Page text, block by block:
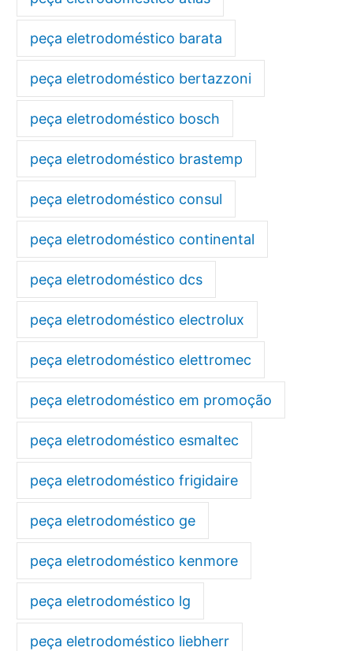
peça eletrodoméstico barata
peça eletrodoméstico bertazzoni
peça eletrodoméstico bosch
peça eletrodoméstico brastemp
peça eletrodoméstico consul
peça eletrodoméstico continental
peça eletrodoméstico dcs
peça eletrodoméstico electrolux
peça eletrodoméstico elettromec
peça eletrodoméstico em promoção
peça eletrodoméstico esmaltec
peça eletrodoméstico frigidaire
peça eletrodoméstico ge
peça eletrodoméstico kenmore
peça eletrodoméstico lg
peça eletrodoméstico liebherr